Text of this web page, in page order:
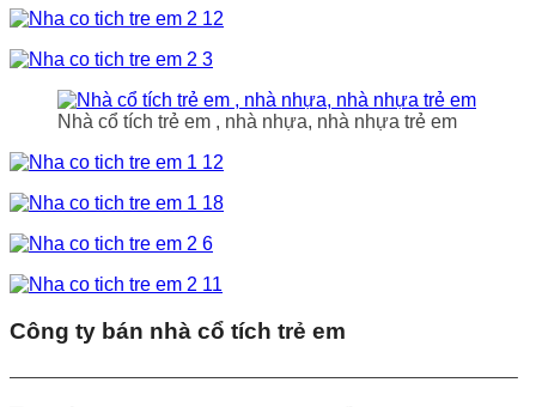
Nhà cổ tích trẻ em , nhà nhựa, nhà nhựa trẻ em
Công ty bán nhà cổ tích trẻ em
——————————————————————————–